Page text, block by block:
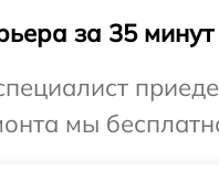
за 35 минут
мы